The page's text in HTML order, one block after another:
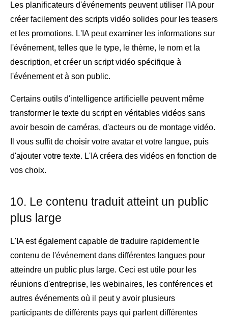
Les planificateurs d'événements peuvent utiliser l'IA pour
créer facilement des scripts vidéo solides pour les teasers
et les promotions. L'IA peut examiner les informations sur
l'événement, telles que le type, le thème, le nom et la
description, et créer un script vidéo spécifique à
l'événement et à son public.
Certains outils d'intelligence artificielle peuvent même
transformer le texte du script en véritables vidéos sans
avoir besoin de caméras, d'acteurs ou de montage vidéo.
Il vous suffit de choisir votre avatar et votre langue, puis
d'ajouter votre texte. L'IA créera des vidéos en fonction de
vos choix.
10. Le contenu traduit atteint un public
plus large
L'IA est également capable de traduire rapidement le
contenu de l'événement dans différentes langues pour
atteindre un public plus large. Ceci est utile pour les
réunions d'entreprise, les webinaires, les conférences et
autres événements où il peut y avoir plusieurs
participants de différents pays qui parlent différentes